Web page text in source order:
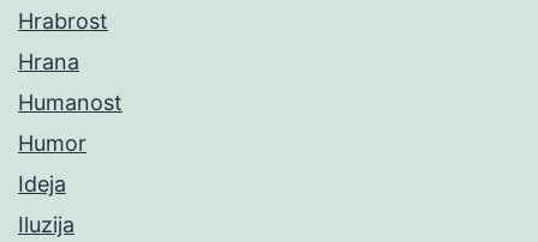
Hrabrost
Hrana
Humanost
Humor
Ideja
Iluzija